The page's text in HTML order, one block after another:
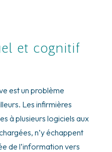
et cognitif
est un problème
Les infirmières
à plusieurs logiciels aux
n’y échappent
de l’information vers